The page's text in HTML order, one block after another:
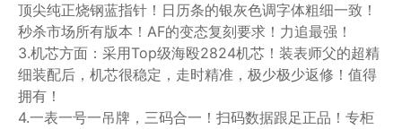
顶尖纯正烧钢蓝指针！日历条的银灰色调字体粗细一致！
秒杀市场所有版本！AF的变态复刻要求！力追最强！
3.机芯方面：采用Top级海殴2824机芯！装表师父的超精
细装配后，机芯很稳定，走时精准，极少极少返修！值得
拥有！
4.一表一号一吊牌，三码合一！扫码数据跟足正品！专柜